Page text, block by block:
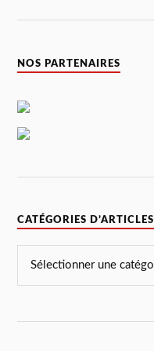
NOS PARTENAIRES
CATÉGORIES D’ARTICLES